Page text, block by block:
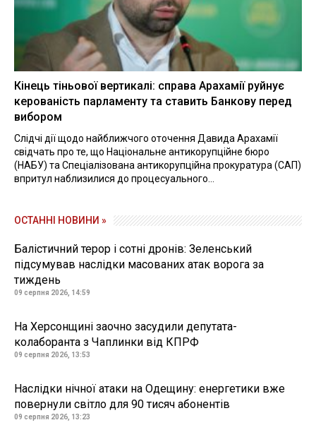
Кінець тіньової вертикалі: справа Арахамії руйнує
керованість парламенту та ставить Банкову перед
вибором
Слідчі дії щодо найближчого оточення Давида Арахамії
свідчать про те, що Національне антикорупційне бюро
(НАБУ) та Спеціалізована антикорупційна прокуратура (САП)
впритул наблизилися до процесуального...
ОСТАННІ НОВИНИ »
Балістичний терор і сотні дронів: Зеленський
підсумував наслідки масованих атак ворога за
тиждень
09 серпня 2026, 14:59
На Херсонщині заочно засудили депутата-
колаборанта з Чаплинки від КПРФ
09 серпня 2026, 13:53
Наслідки нічної атаки на Одещину: енергетики вже
повернули світло для 90 тисяч абонентів
09 серпня 2026, 13:23